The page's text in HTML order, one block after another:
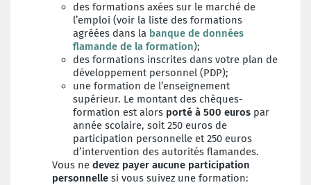
des formations axées sur le marché de
l’emploi (voir la liste des formations
agréées dans la banque de données
flamande de la formation);
des formations inscrites dans votre plan de
développement personnel (PDP);
une formation de l’enseignement
supérieur. Le montant des chèques-
formation est alors porté à 500 euros par
année scolaire, soit 250 euros de
participation personnelle et 250 euros
d’intervention des autorités flamandes.
Vous ne devez payer aucune participation
personnelle si vous suivez une formation: